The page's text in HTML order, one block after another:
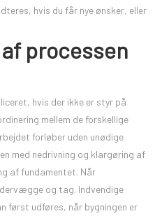
hvis du får nye ønsker, eller
processen
hvis der ikke er styr på
mellem de forskellige
forløber uden unødige
med nedrivning og klargøring af
af fundamentet. Når
og tag. Indvendige
først udføres, når bygningen er